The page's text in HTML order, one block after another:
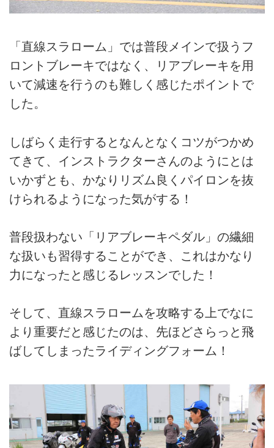
「直線スラローム」では普段メインで扱うフ
ロントブレーキではなく、リアブレーキを用
いて減速を行うのも難しく感じたポイントで
した。
しばらく走行するとなんとなくコツがつかめ
てきて、インストラクターさんのようにとは
いかずとも、かなりリズム良くパイロンを抜
けられるようになった気がする！
普段扱わない「リアブレーキペダル」の繊細
な扱いも習得することができ、これはかなり
力になったと感じるレッスンでした！
そして、直線スラロームを攻略する上でなに
より重要だと感じたのは、先ほどさらっと飛
ばしてしまったライディングフォーム！